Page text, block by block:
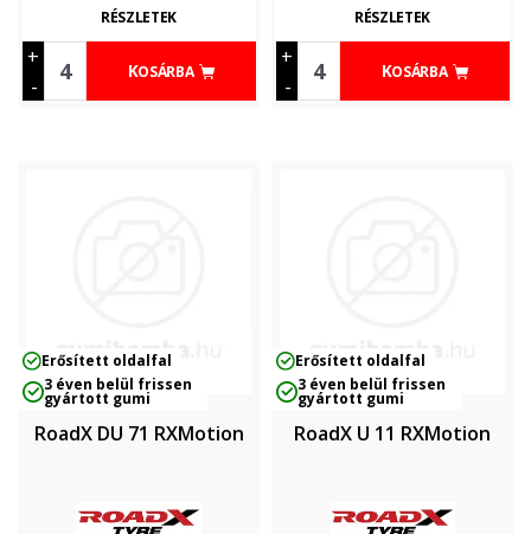
+
-
KOSÁRBA
RÉSZLETEK
+
-
KOSÁRBA
RÉSZLETEK
Erősített oldalfal
3 éven belül frissen
gyártott gumi
RoadX DU 71 RXMotion
Erősített oldalfal
3 éven belül frissen
gyártott gumi
RoadX U 11 RXMotion